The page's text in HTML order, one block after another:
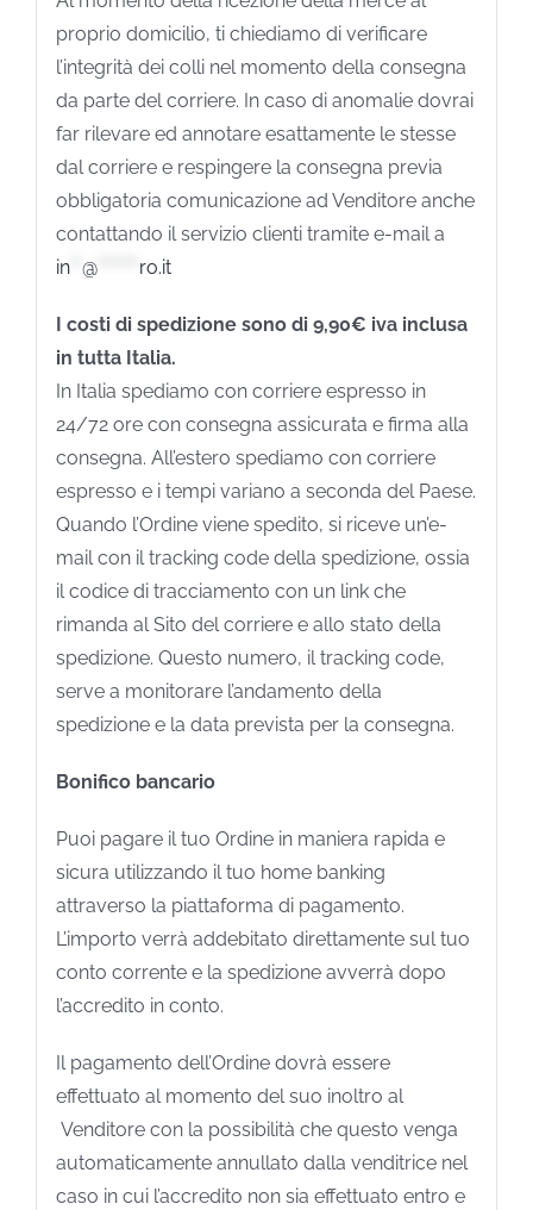
proprio domicilio, ti chiediamo di verificare
l’integrità dei colli nel momento della consegna
da parte del corriere. In caso di anomalie dovrai
far rilevare ed annotare esattamente le stesse
dal corriere e respingere la consegna previa
obbligatoria comunicazione ad Venditore anche
contattando il servizio clienti tramite e-mail a
in** @******* ro.it
I costi di spedizione sono di 9,90€ iva inclusa
in tutta Italia.
In Italia spediamo con corriere espresso in
24/72 ore con consegna assicurata e firma alla
consegna. All’estero spediamo con corriere
espresso e i tempi variano a seconda del Paese.
Quando l’Ordine viene spedito, si riceve un’e-
mail con il tracking code della spedizione, ossia
il codice di tracciamento con un link che
rimanda al Sito del corriere e allo stato della
spedizione. Questo numero, il tracking code,
serve a monitorare l’andamento della
spedizione e la data prevista per la consegna.
Bonifico bancario
Puoi pagare il tuo Ordine in maniera rapida e
sicura utilizzando il tuo home banking
attraverso la piattaforma di pagamento.
L’importo verrà addebitato direttamente sul tuo
conto corrente e la spedizione avverrà dopo
l’accredito in conto.
Il pagamento dell’Ordine dovrà essere
effettuato al momento del suo inoltro al
Venditore con la possibilità che questo venga
automaticamente annullato dalla venditrice nel
caso in cui l’accredito non sia effettuato entro e